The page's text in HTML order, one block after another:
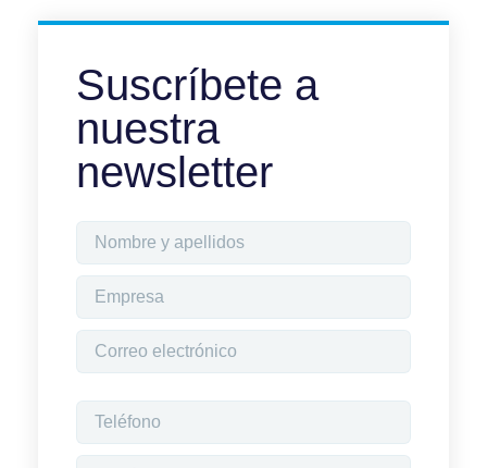
Suscríbete a
nuestra
newsletter